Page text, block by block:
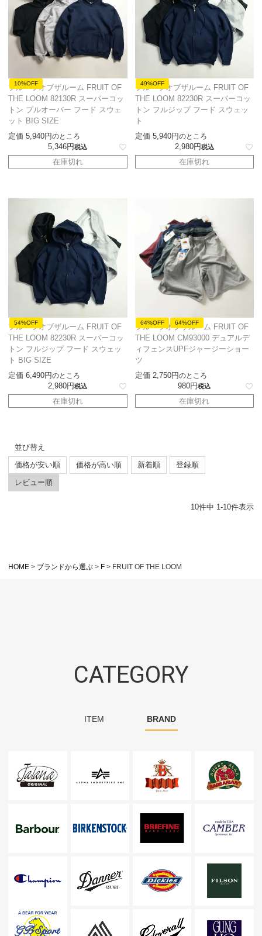
10%OFF
フルーツオブザルーム FRUIT OF
THE LOOM 82130R スーパーコッ
トン プルオーバー フード スウェ
ット BIG SIZE
定価 5,940 のところ
5,346 税込
在庫切れ
49%OFF
フルーツオブザルーム FRUIT OF
THE LOOM 82230R スーパーコッ
トン フルジップ フード スウェッ
ト
定価 5,940 のところ
2,980 税込
在庫切れ
54%OFF
フルーツオブザルーム FRUIT OF
THE LOOM 82230R スーパーコッ
トン フルジップ フード スウェッ
ト BIG SIZE
定価 6,490 のところ
2,980 税込
在庫切れ
64%OFF 64%OFF
フルーツオブザルーム FRUIT OF
THE LOOM CM93000 デュアルデ
ィフェンスUPFジャージーショー
ツ
定価 2,750 のところ
980 税込
在庫切れ
並び替え
価格が安い順
価格が高い順 新着順
登録順
レビュー順
10件中 1-10件表示
HOME ブランドから選ぶ F FRUIT OF THE LOOM
CATEGORY
ITEM BRAND